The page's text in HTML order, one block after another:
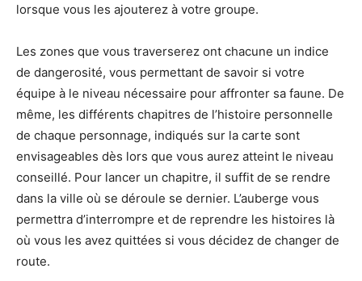
lorsque vous les ajouterez à votre groupe.
Les zones que vous traverserez ont chacune un indice
de dangerosité, vous permettant de savoir si votre
équipe à le niveau nécessaire pour affronter sa faune. De
même, les différents chapitres de l’histoire personnelle
de chaque personnage, indiqués sur la carte sont
envisageables dès lors que vous aurez atteint le niveau
conseillé. Pour lancer un chapitre, il suffit de se rendre
dans la ville où se déroule se dernier. L’auberge vous
permettra d’interrompre et de reprendre les histoires là
où vous les avez quittées si vous décidez de changer de
route.